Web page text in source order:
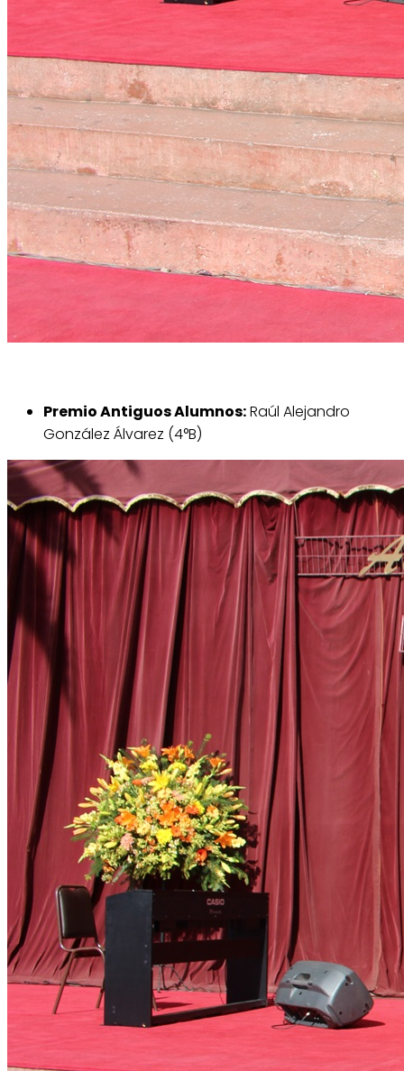
Premio Antiguos Alumnos:Raúl Alejandro
González Álvarez (4°B)